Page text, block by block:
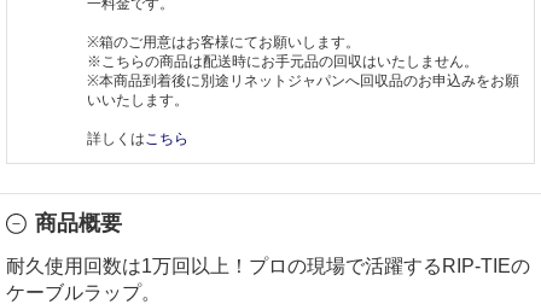
※箱のご用意はお客様にてお願いします。
※こちらの商品は配送時にお手元品の回収はいたしません。
※本商品到着後に別途リネットジャパンへ回収品のお申込みをお願
いいたします。
詳しくは こちら
商品概要
耐久使用回数は1万回以上！プロの現場で活躍するRIP-TIEの
ケーブルラップ。